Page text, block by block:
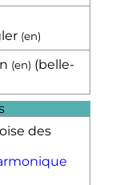
(en)
(en) (belle-
des